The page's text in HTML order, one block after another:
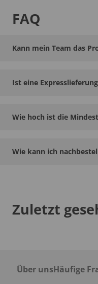
FAQ
Kann mein Team das
Ist eine
Wie hoch ist die
Wie kann ich
Zuletzt
Über unsHäufige